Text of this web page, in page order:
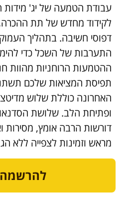
עבודת הטמעה של יג'
לקידוד מחדש של תת ההכרה,
דפוסי חשיבה. בתהליך
התערבות של השכל כדי
ההטמעות הרוחניות מהוות
תפיסת המציאות שלכם
האחרונה כוללת שלוש
ופתיחת הלב. שלושת
דורשות הרבה אומץ, מסירות
מראש וזמינות לצפייה ללא
להרשמה - ₪240